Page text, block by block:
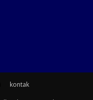
kontak